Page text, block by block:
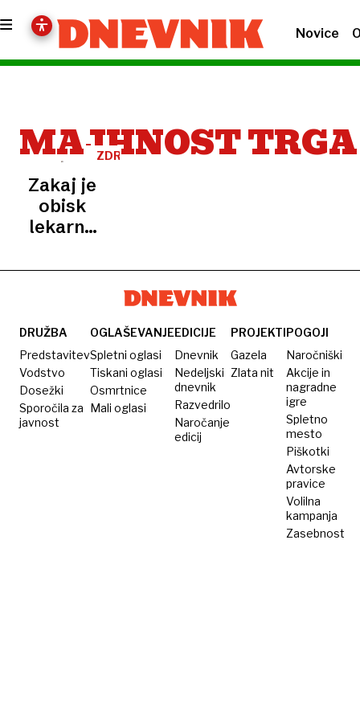
Novice
MAJHNOST TRGA
ZDRAVILA
Zakaj je
obisk
lekarne
dražji
DRUŽBA
Predstavitev
Vodstvo
Dosežki
Sporočila za
javnost
OGLAŠEVANJE
Spletni oglasi
Tiskani oglasi
Osmrtnice
Mali oglasi
EDICIJE
Dnevnik
Nedeljski
dnevnik
Razvedrilo
Naročanje
edicij
PROJEKTI
Gazela
Zlata nit
POGOJI
Naročniški
Akcije in
nagradne
igre
Spletno
mesto
Piškotki
Avtorske
pravice
Volilna
kampanja
Zasebnost